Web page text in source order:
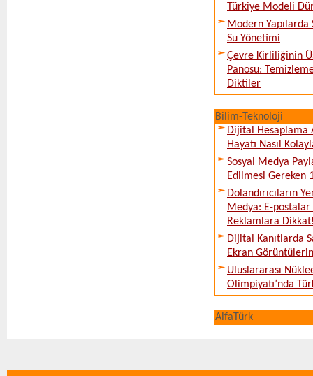
Türkiye Modeli
Modern Yapılarda
Su Yönetimi
Çevre Kirliliğinin
Panosu:
Diktiler
Bilim-Teknoloji
Dijital Hesaplama
Hayatı Nasıl
Sosyal Medya
Edilmesi Gereken
Dolandırıcıların
Medya: E-postalar
Reklamlara
Dijital Kanıtlarda
Ekran
Uluslararası
Olimpiyatı’nda
AlfaTürk